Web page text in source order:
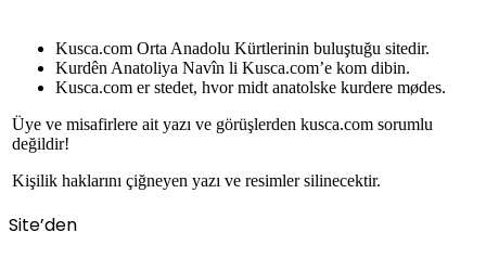
Kusca.com Orta Anadolu Kürtlerinin buluştuğu sitedir.
Kurdên Anatoliya Navîn li Kusca.com’e kom dibin.
Kusca.com er stedet, hvor midt anatolske kurdere mødes.
Üye ve misafirlere ait yazı ve görüşlerden kusca.com sorumlu
değildir!
Kişilik haklarını çiğneyen yazı ve resimler silinecektir.
Site’den